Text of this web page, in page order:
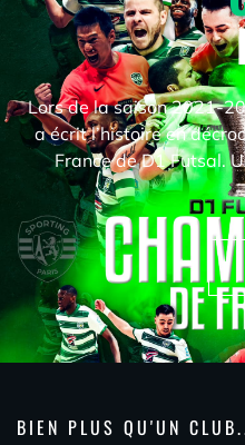
Lors de la saison 2021-
a écrit l’histoire en
France de D1 Futsal.
BIEN PLUS QU'UN